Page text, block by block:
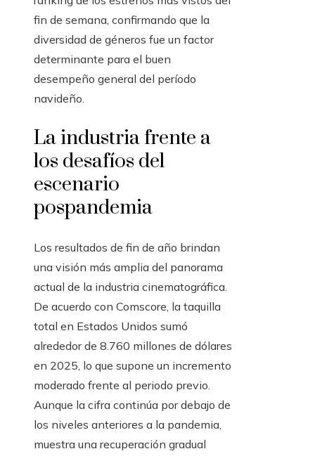
fin de semana, confirmando que la
diversidad de géneros fue un factor
determinante para el buen
desempeño general del período
navideño.
La industria frente a
los desafíos del
escenario
pospandemia
Los resultados de fin de año brindan
una visión más amplia del panorama
actual de la industria cinematográfica.
De acuerdo con Comscore, la taquilla
total en Estados Unidos sumó
alrededor de 8.760 millones de dólares
en 2025, lo que supone un incremento
moderado frente al periodo previo.
Aunque la cifra continúa por debajo de
los niveles anteriores a la pandemia,
muestra una recuperación gradual